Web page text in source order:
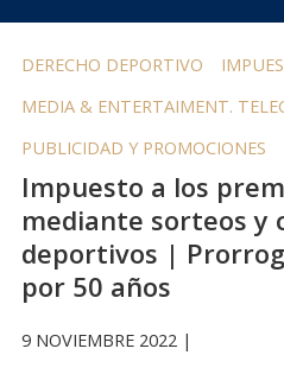
DERECHO DEPORTIVO
MEDIA & ENTERTAIMENT.
PUBLICIDAD Y PROMOCIONES
Impuesto a los
mediante sorteos y
deportivos |
por 50 años
9 NOVIEMBRE 2022 |